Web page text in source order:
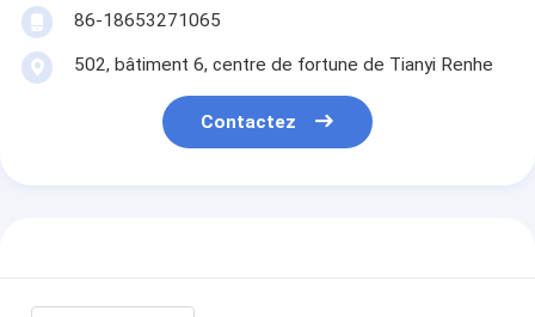
86-18653271065
502, bâtiment 6, centre de fortune de Tianyi Renhe
Contactez